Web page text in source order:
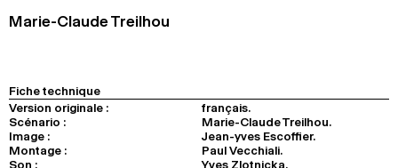
Marie-Claude Treilhou
Fiche technique
Version originale :
français.
Scénario :
Marie-Claude Treilhou.
Image :
Jean-yves Escoffier.
Montage :
Paul Vecchiali.
Son :
Yves Zlotnicka.